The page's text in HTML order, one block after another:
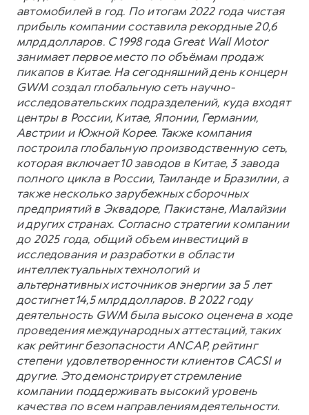
автомобилей в год. По итогам 2022 года чистая
прибыль компании составила рекордные 20,6
млрд долларов. С 1998 года Great Wall Motor
занимает первое место по объёмам продаж
пикапов в Китае. На сегодняшний день концерн
GWM создал глобальную сеть научно-
исследовательских подразделений, куда входят
центры в России, Китае, Японии, Германии,
Австрии и Южной Корее. Также компания
построила глобальную производственную сеть,
которая включает 10 заводов в Китае, 3 завода
полного цикла в России, Таиланде и Бразилии, а
также несколько зарубежных сборочных
предприятий в Эквадоре, Пакистане, Малайзии
и других странах. Согласно стратегии компании
до 2025 года, общий объем инвестиций в
исследования и разработки в области
интеллектуальных технологий и
альтернативных источников энергии за 5 лет
достигнет 14,5 млрд долларов. В 2022 году
деятельность GWM была высоко оценена в ходе
проведения международных аттестаций, таких
как рейтинг безопасности ANCAP, рейтинг
степени удовлетворенности клиентов CACSI и
другие. Это демонстрирует стремление
компании поддерживать высокий уровень
качества по всем направлениям деятельности.